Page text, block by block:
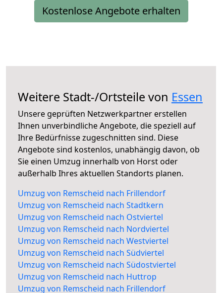
Kostenlose Angebote erhalten
Weitere Stadt-/Ortsteile von Essen
Unsere geprüften Netzwerkpartner erstellen
Ihnen unverbindliche Angebote, die speziell auf
Ihre Bedürfnisse zugeschnitten sind. Diese
Angebote sind kostenlos, unabhängig davon, ob
Sie einen Umzug innerhalb von Horst oder
außerhalb Ihres aktuellen Standorts planen.
Umzug von Remscheid nach Frillendorf
Umzug von Remscheid nach Stadtkern
Umzug von Remscheid nach Ostviertel
Umzug von Remscheid nach Nordviertel
Umzug von Remscheid nach Westviertel
Umzug von Remscheid nach Südviertel
Umzug von Remscheid nach Südostviertel
Umzug von Remscheid nach Huttrop
Umzug von Remscheid nach Frillendorf